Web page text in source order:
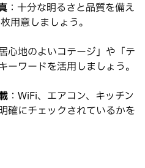
：十分な明るさと品質を備え
用意しましょう。
心地のよいコテージ」や「テ
ーワードを活用しましょう。
：WiFi、エアコン、キッチン
確にチェックされているかを